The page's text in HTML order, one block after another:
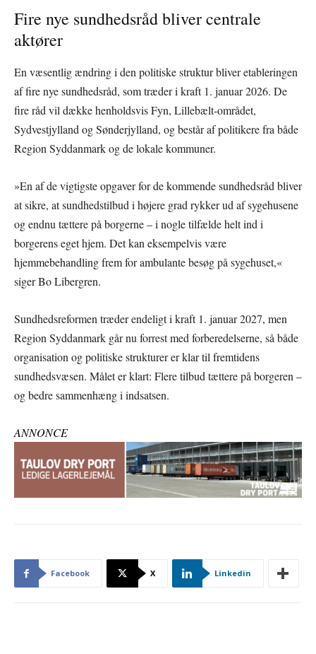
Fire nye sundhedsråd bliver centrale
aktører
En væsentlig ændring i den politiske struktur bliver etableringen
af fire nye sundhedsråd, som træder i kraft 1. januar 2026. De
fire råd vil dække henholdsvis Fyn, Lillebælt-området,
Sydvestjylland og Sønderjylland, og består af politikere fra både
Region Syddanmark og de lokale kommuner.
»En af de vigtigste opgaver for de kommende sundhedsråd bliver
at sikre, at sundhedstilbud i højere grad rykker ud af sygehusene
og endnu tættere på borgerne – i nogle tilfælde helt ind i
borgerens eget hjem. Det kan eksempelvis være
hjemmebehandling frem for ambulante besøg på sygehuset,«
siger Bo Libergren.
Sundhedsreformen træder endeligt i kraft 1. januar 2027, men
Region Syddanmark går nu forrest med forberedelserne, så både
organisation og politiske strukturer er klar til fremtidens
sundhedsvæsen. Målet er klart: Flere tilbud tættere på borgeren –
og bedre sammenhæng i indsatsen.
ANNONCE
Facebook X Linkedin